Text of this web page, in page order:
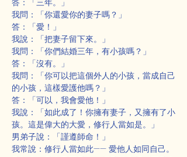
答：「三年。」
我問：「你還愛你的妻子嗎？」
答：「愛！」
我說：「把妻子留下來。」
我問：「你們結婚三年，有小孩嗎？」
答：「沒有。」
我問：「你可以把這個外人的小孩，當成自己
的小孩，這樣愛護他嗎？」
答：「可以，我會愛他！」
我說：「如此成了！你擁有妻子，又擁有了小
孩。這是偉大的大愛，修行人當如是。」
男弟子說：「謹遵師命！」
我常說：修行人當如此—— 愛他人如同自己。